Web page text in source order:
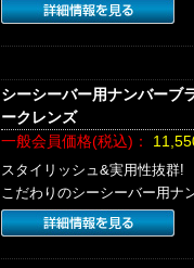
シーシーバー用ナンバーブ
ークレンズ
一般会員価格(税込)：
スタイリッシュ&実用性抜群!
こだわりのシーシーバー用ナ